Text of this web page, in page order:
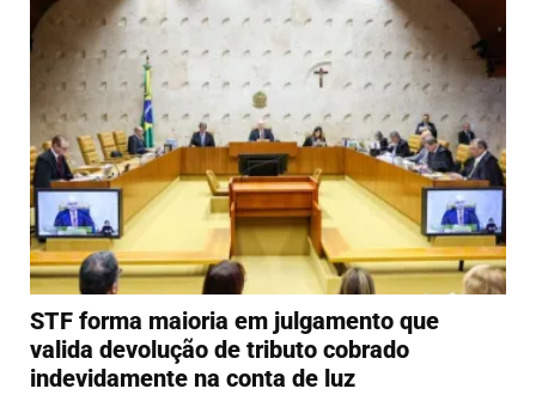
STF forma maioria em julgamento que
valida devolução de tributo cobrado
indevidamente na conta de luz